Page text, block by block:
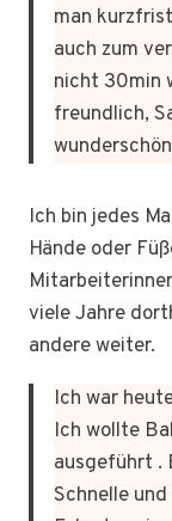
man
auch zum
nicht 30min
freundlich,
Ich bin jedes
Hände oder
viele Jahre
andere weiter.
Ich war
Ich wollte
ausgeführt .
Schnelle